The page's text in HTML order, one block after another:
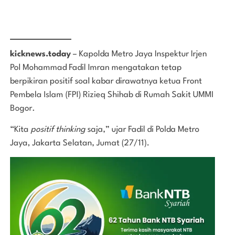
kicknews.today – Kapolda Metro Jaya Inspektur Irjen
Pol Mohammad Fadil Imran mengatakan tetap
berpikiran positif soal kabar dirawatnya ketua Front
Pembela Islam (FPI) Rizieq Shihab di Rumah Sakit UMMI
Bogor.
“Kita positif thinking saja,” ujar Fadil di Polda Metro
Jaya, Jakarta Selatan, Jumat (27/11).